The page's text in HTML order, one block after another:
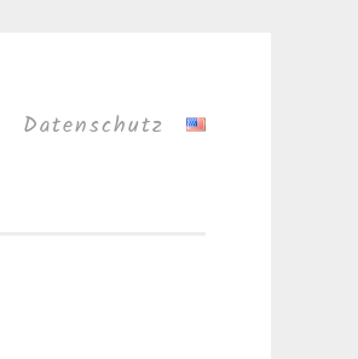
Datenschutz